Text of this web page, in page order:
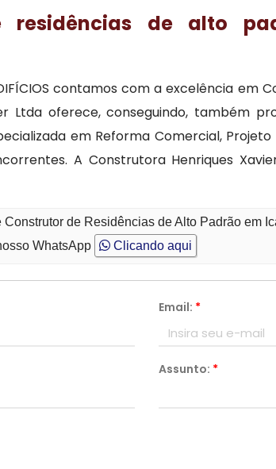
de alto
contamos com a excelência
Ltda oferece, conseguindo, também
em Reforma Comercial,
A Construtora Henriques
de Residências de Alto Padrão em
WhatsApp Clicando aqui
Email: *
Assunto: *